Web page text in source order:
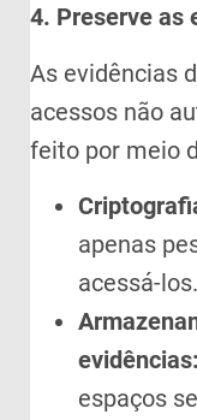
4. Preserve as
As evidências
acessos não
feito por meio
apenas
acessá-los.
evidências:
espaços